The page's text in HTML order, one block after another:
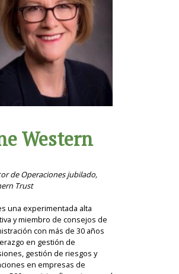
Western
de Operaciones jubilado,
Trust
una experimentada alta
y miembro de consejos de
con más de 30 años
en gestión de
gestión de riesgos y
en empresas de